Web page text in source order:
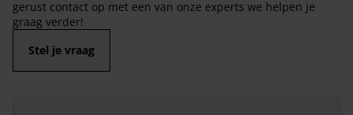
gerust contact op met een van onze experts we helpen je
graag verder!
Stel je vraag